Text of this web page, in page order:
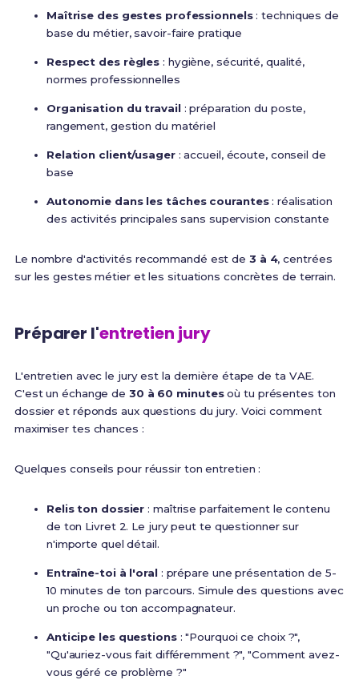
Maîtrise des gestes professionnels: techniques de
base du métier, savoir-faire pratique
Respect des règles : hygiène, sécurité, qualité,
normes professionnelles
Organisation du travail: préparation du poste,
rangement, gestion du matériel
Relation client/usager: accueil, écoute, conseil de
base
Autonomie dans les tâches courantes: réalisation
des activités principales sans supervision constante
Le nombre d'activités recommandé est de 3 à 4, centrées
sur les gestes métier et les situations concrètes de terrain.
Préparer l'entretien jury
L'entretien avec le jury est la dernière étape de ta VAE.
C'est un échange de 30 à 60 minutesoù tu présentes ton
dossier et réponds aux questions du jury. Voici comment
maximiser tes chances :
Quelques conseils pour réussir ton entretien :
Relis ton dossier : maîtrise parfaitement le contenu
de ton Livret 2. Le jury peut te questionner sur
n'importe quel détail.
Entraîne-toi à l'oral: prépare une présentation de 5-
10 minutes de ton parcours. Simule des questions avec
un proche ou ton accompagnateur.
Anticipe les questions: "Pourquoi ce choix ?",
"Qu'auriez-vous fait différemment ?", "Comment avez-
vous géré ce problème ?"